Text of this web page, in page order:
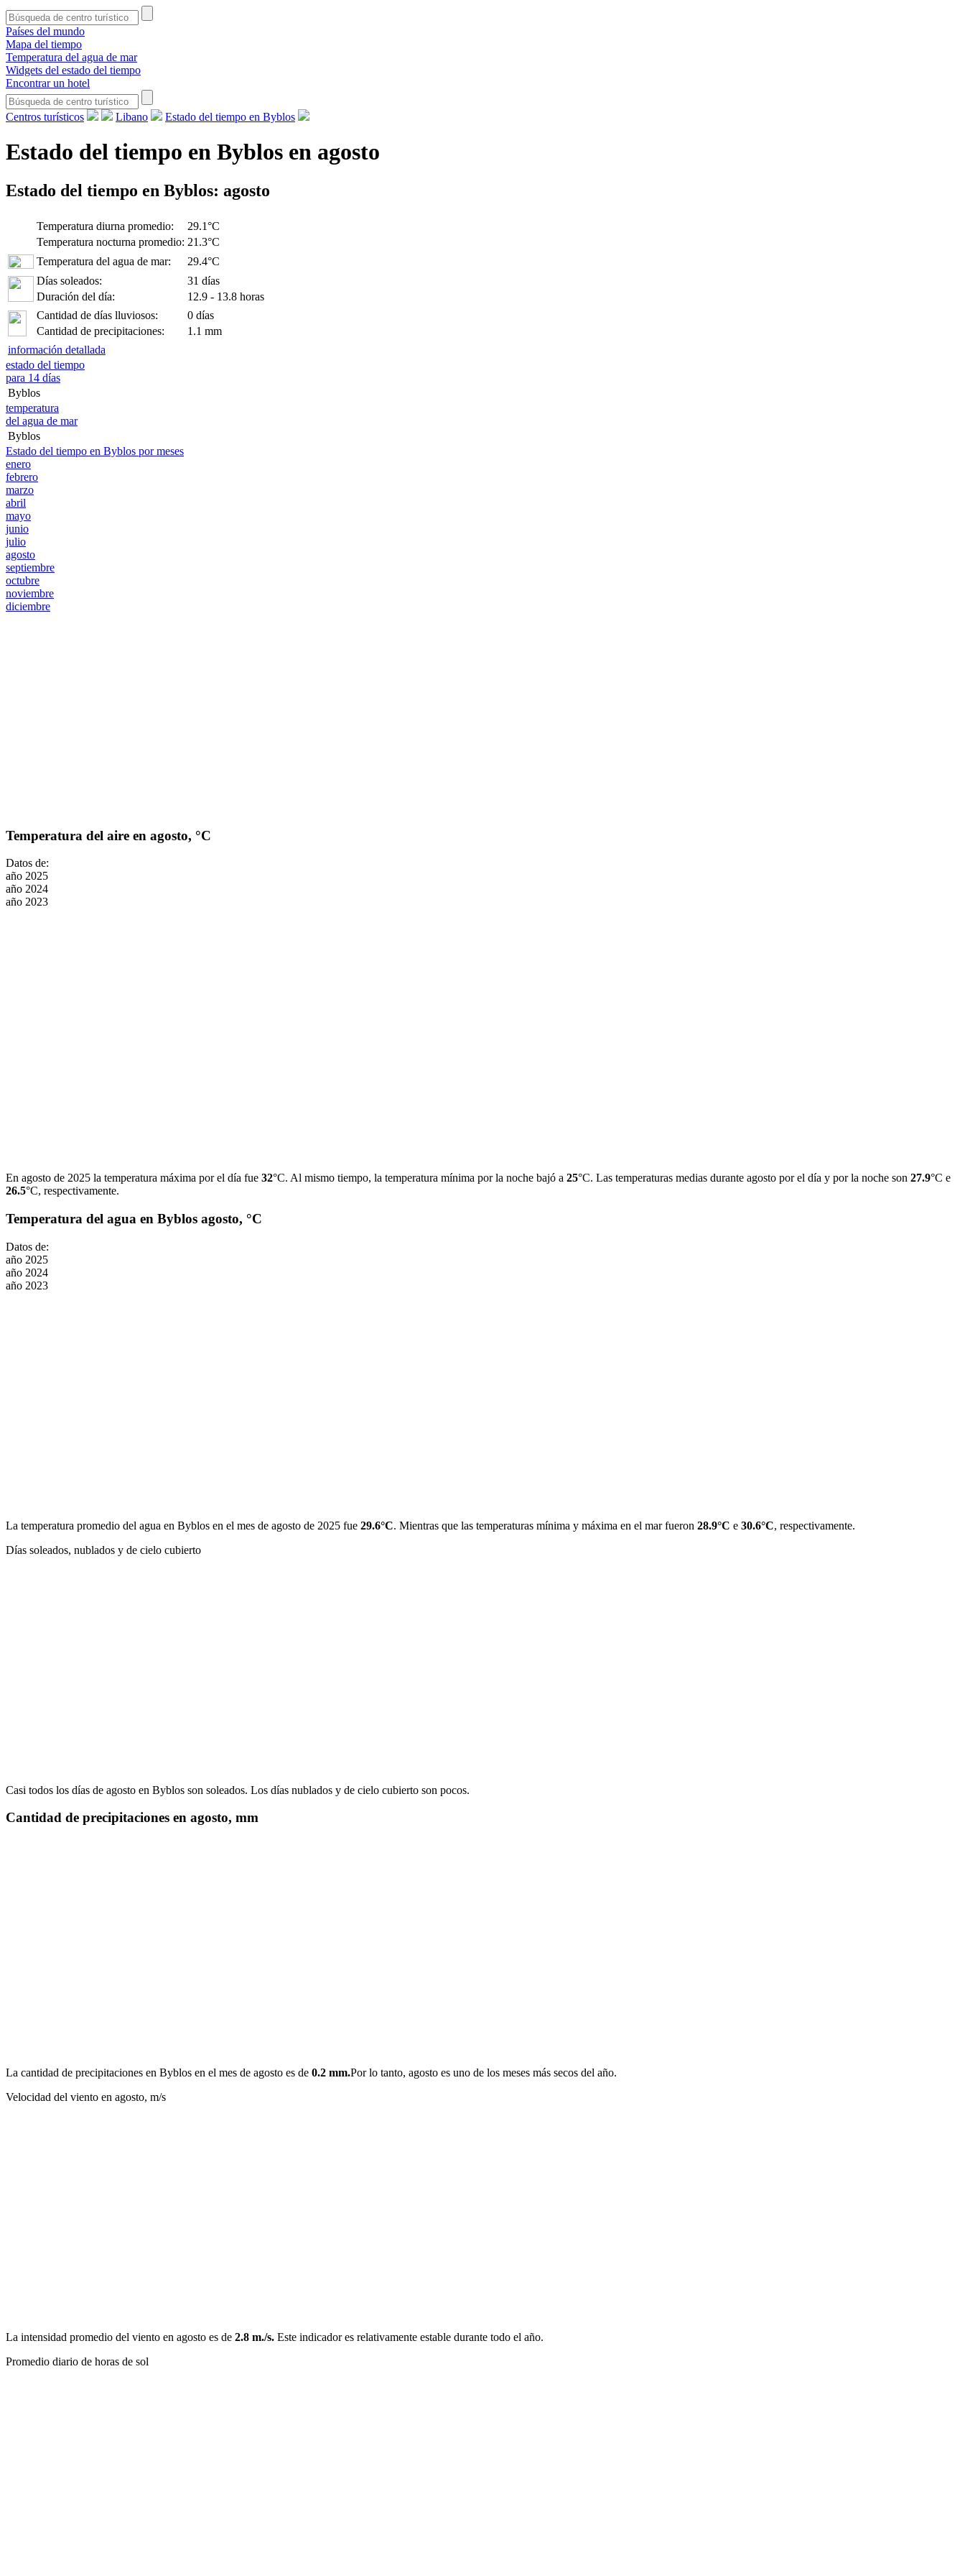
Países del mundo
Mapa del tiempo
Temperatura del agua de mar
Widgets del estado del tiempo
Encontrar un hotel
Centros turísticos Libano Estado del tiempo en Byblos
Estado del tiempo en Byblos en agosto
Estado del tiempo en Byblos: agosto
Temperatura diurna promedio:
29.1°C
Temperatura nocturna promedio: 21.3°C
Temperatura del agua de mar:
29.4°C
Días soleados:
31 días
Duración del día:
12.9 - 13.8 horas
Cantidad de días lluviosos:
0 días
Cantidad de precipitaciones:
1.1 mm
información detallada
estado del tiempo
para 14 días
Byblos
temperatura
del agua de mar
Byblos
Estado del tiempo en Byblos por meses
enero
febrero
marzo
abril
mayo
junio
julio
agosto
septiembre
octubre
noviembre
diciembre
Temperatura del aire en agosto, °C
Datos de:
año 2025
año 2024
año 2023
En agosto de 2025 la temperatura máxima por el día fue 32°C. Al mismo tiempo, la temperatura mínima por la noche bajó a 25°C. Las temperaturas medias durante agosto por el día y por la noche son 27.9°C e
26.5°C, respectivamente.
Temperatura del agua en Byblos agosto, °C
Datos de:
año 2025
año 2024
año 2023
La temperatura promedio del agua en Byblos en el mes de agosto de 2025 fue 29.6°C. Mientras que las temperaturas mínima y máxima en el mar fueron 28.9°C e 30.6°C, respectivamente.
Días soleados, nublados y de cielo cubierto
Casi todos los días de agosto en Byblos son soleados. Los días nublados y de cielo cubierto son pocos.
Cantidad de precipitaciones en agosto, mm
La cantidad de precipitaciones en Byblos en el mes de agosto es de 0.2 mm.Por lo tanto, agosto es uno de los meses más secos del año.
Velocidad del viento en agosto, m/s
La intensidad promedio del viento en agosto es de 2.8 m./s. Este indicador es relativamente estable durante todo el año.
Promedio diario de horas de sol